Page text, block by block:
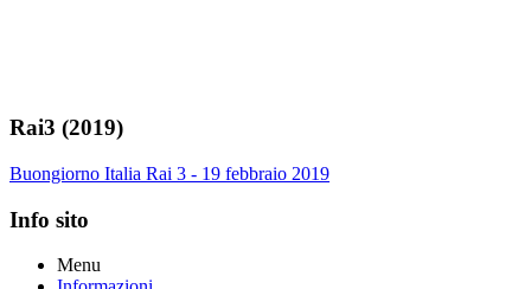
Rai3 (2019)
Buongiorno Italia Rai 3 - 19 febbraio 2019
Info sito
Menu